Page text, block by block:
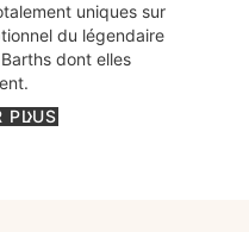
uniques sur
du légendaire
dont elles
PLUS